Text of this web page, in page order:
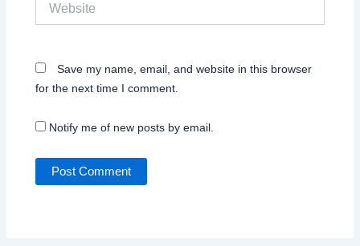
Save my name, email, and website in this browser
for the next time I comment.
Notify me of new posts by email.